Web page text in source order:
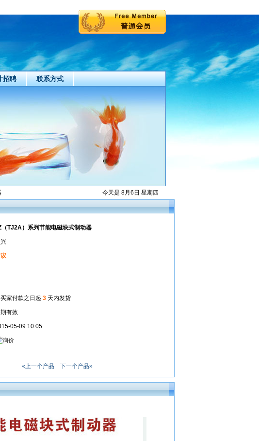
招聘 联系方式
今天是 8月6日 星期四
（TJ2A）系列节能电磁块式制动器
家付款之日起 3 天内发货
有效
05-09 10:05
«上一个产品 下一个产品»